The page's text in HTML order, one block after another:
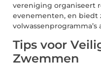
vereniging organiseert
evenementen, en biedt
volwassenprogramma’s
Tips voor
Zwemmen